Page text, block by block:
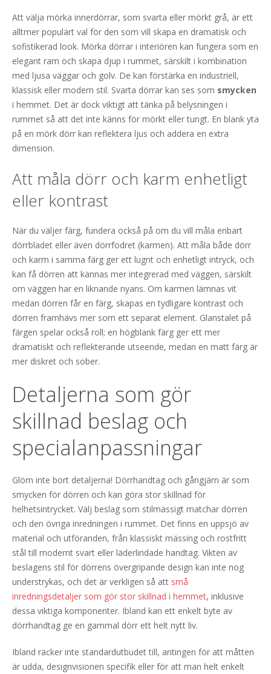
Att välja mörka innerdörrar, som svarta eller mörkt grå, är ett
alltmer populärt val för den som vill skapa en dramatisk och
sofistikerad look. Mörka dörrar i interiören kan fungera som en
elegant ram och skapa djup i rummet, särskilt i kombination
med ljusa väggar och golv. De kan förstärka en industriell,
klassisk eller modern stil. Svarta dörrar kan ses som smycken
i hemmet. Det är dock viktigt att tänka på belysningen i
rummet så att det inte känns för mörkt eller tungt. En blank yta
på en mörk dörr kan reflektera ljus och addera en extra
dimension.
Att måla dörr och karm enhetligt
eller kontrast
När du väljer färg, fundera också på om du vill måla enbart
dörrbladet eller även dörrfodret (karmen). Att måla både dörr
och karm i samma färg ger ett lugnt och enhetligt intryck, och
kan få dörren att kännas mer integrerad med väggen, särskilt
om väggen har en liknande nyans. Om karmen lämnas vit
medan dörren får en färg, skapas en tydligare kontrast och
dörren framhävs mer som ett separat element. Glanstalet på
färgen spelar också roll; en högblank färg ger ett mer
dramatiskt och reflekterande utseende, medan en matt färg är
mer diskret och sober.
Detaljerna som gör
skillnad beslag och
specialanpassningar
Glöm inte bort detaljerna! Dörrhandtag och gångjärn är som
smycken för dörren och kan göra stor skillnad för
helhetsintrycket. Välj beslag som stilmässigt matchar dörren
och den övriga inredningen i rummet. Det finns en uppsjö av
material och utföranden, från klassiskt mässing och rostfritt
stål till modernt svart eller läderlindade handtag. Vikten av
beslagens stil för dörrens övergripande design kan inte nog
understrykas, och det är verkligen så att små
inredningsdetaljer som gör stor skillnad i hemmet, inklusive
dessa viktiga komponenter. Ibland kan ett enkelt byte av
dörrhandtag ge en gammal dörr ett helt nytt liv.
Ibland räcker inte standardutbudet till, antingen för att måtten
är udda, designvisionen specifik eller för att man helt enkelt